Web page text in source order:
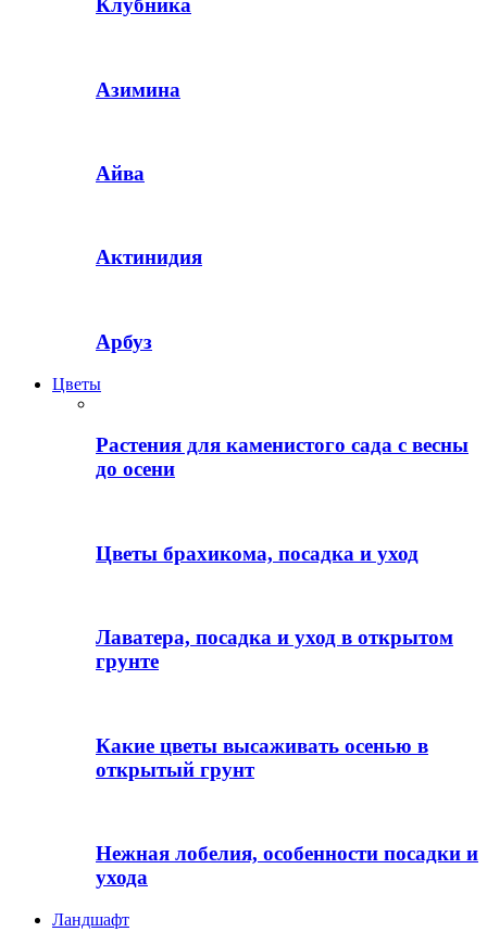
Клубника
Азимина
Айва
Актинидия
Арбуз
Цветы
Растения для каменистого сада с весны
до осени
Цветы брахикома, посадка и уход
Лаватера, посадка и уход в открытом
грунте
Какие цветы высаживать осенью в
открытый грунт
Нежная лобелия, особенности посадки и
ухода
Ландшафт